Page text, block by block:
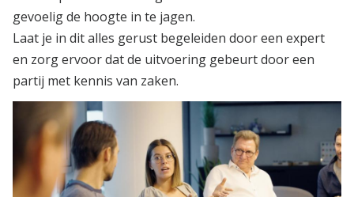
gevoelig de hoogte in te jagen.
Laat je in dit alles gerust begeleiden door een expert
en zorg ervoor dat de uitvoering gebeurt door een
partij met kennis van zaken.